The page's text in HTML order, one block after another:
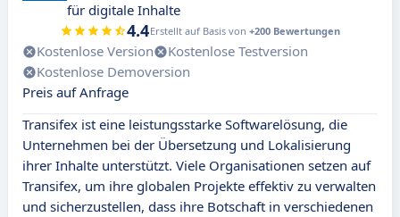
für digitale Inhalte
4.4Erstellt auf Basis von +200 Bewertungen
Kostenlose Version
Kostenlose Testversion
Kostenlose Demoversion
Preis auf Anfrage
Transifex ist eine leistungsstarke Softwarelösung, die
Unternehmen bei der Übersetzung und Lokalisierung
ihrer Inhalte unterstützt. Viele Organisationen setzen auf
Transifex, um ihre globalen Projekte effektiv zu verwalten
und sicherzustellen, dass ihre Botschaft in verschiedenen